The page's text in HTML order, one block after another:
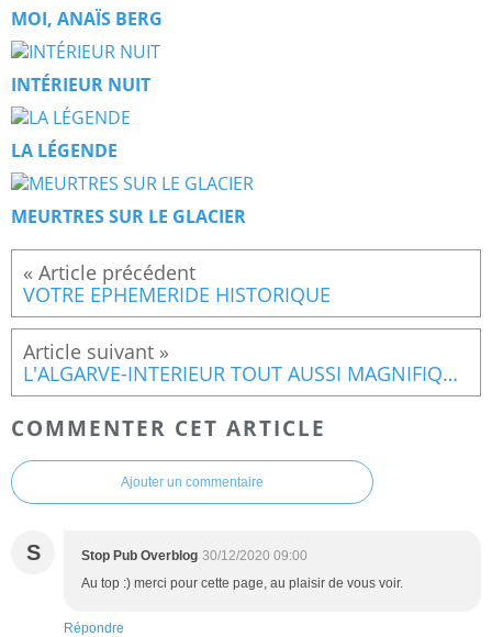
MOI, ANAÏS BERG
INTÉRIEUR NUIT
LA LÉGENDE
MEURTRES SUR LE GLACIER
VOTRE EPHEMERIDE HISTORIQUE
L'ALGARVE-INTERIEUR TOUT AUSSI MAGNIFIQUE QUE LE BORD DE MER
COMMENTER CET ARTICLE
Ajouter un commentaire
S Stop Pub Overblog 30/12/2020 09:00
Au top :) merci pour cette page, au plaisir de vous voir.
Répondre